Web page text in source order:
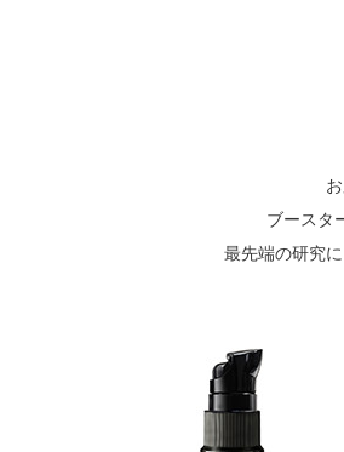
ブースタ
最先端の研究